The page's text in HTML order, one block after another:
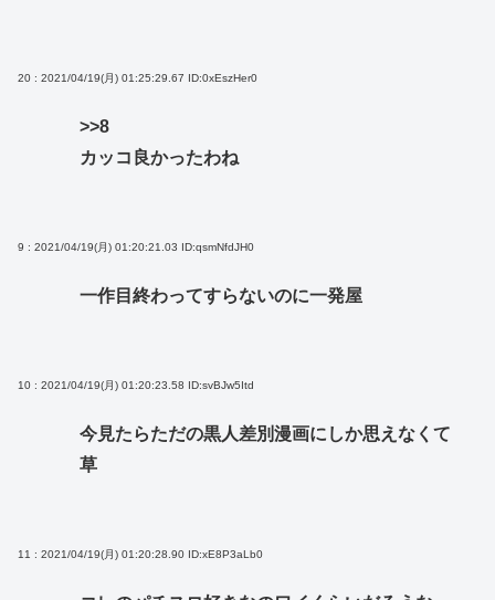
20 : 2021/04/19(月) 01:25:29.67 ID:0xEszHer0
>>8
カッコ良かったわね
9 : 2021/04/19(月) 01:20:21.03 ID:qsmNfdJH0
一作目終わってすらないのに一発屋
10 : 2021/04/19(月) 01:20:23.58 ID:svBJw5Itd
今見たらただの黒人差別漫画にしか思えなくて
草
11 : 2021/04/19(月) 01:20:28.90 ID:xE8P3aLb0